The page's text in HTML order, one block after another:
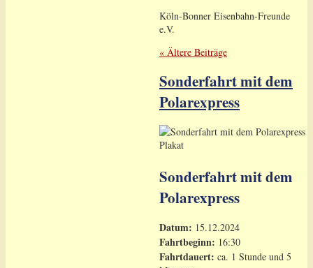
Köln-Bonner Eisenbahn-Freunde
e.V.
« Ältere Beiträge
Sonderfahrt mit dem
Polarexpress
Sonderfahrt mit dem
Polarexpress
Datum: 15.12.2024
Fahrtbeginn: 16:30
Fahrtdauert: ca. 1 Stunde und 5